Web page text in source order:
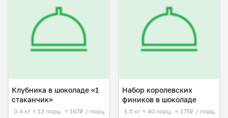
Клубника в шоколаде «1
стаканчик»
0.4 кг ≈ 12 порц. ≈ 167₽ / порц.
Набор королевских
фиников в шоколаде
1.5 кг ≈ 40 порц. ≈ 175₽ / порц.